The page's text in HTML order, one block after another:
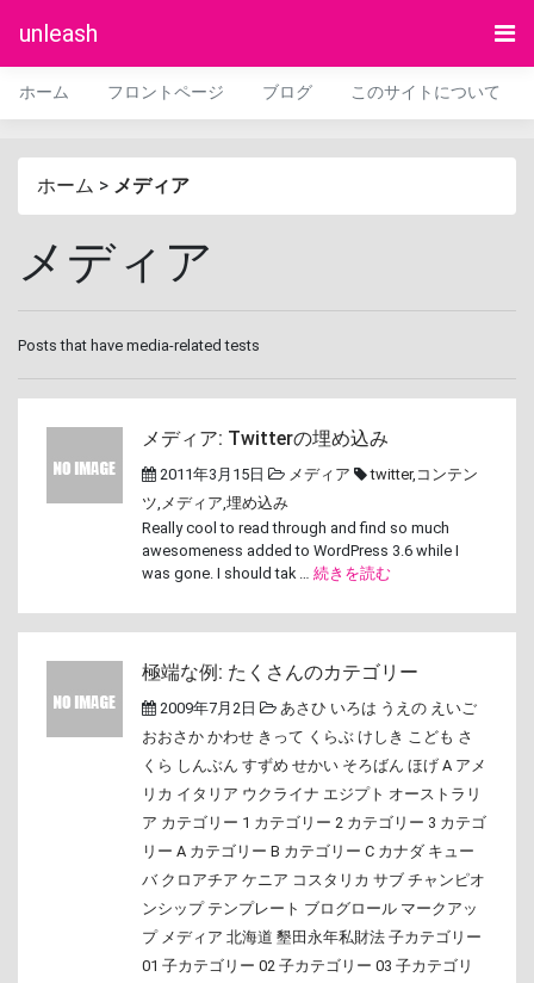
unleash
ホーム フロントページ ブログ このサイトについて
ホーム > メディア
メディア
Posts that have media-related tests
メディア: Twitterの埋め込み
2011年3月15日 メディア twitter, コンテン
ツ, メディア,埋め込み
Really cool to read through and find so much
awesomeness added to WordPress 3.6 while I
was gone. I should tak … 続きを読む
極端な例: たくさんのカテゴリー
2009年7月2日 あさひ いろは うえの えいご
おおさか かわせ きって くらぶ けしき こども さ
くら しんぶん すずめ せかい そろばん ほげ A アメ
リカ イタリア ウクライナ エジプト オーストラリ
ア カテゴリー 1 カテゴリー 2 カテゴリー 3 カテゴ
リー A カテゴリー B カテゴリー C カナダ キュー
バ クロアチア ケニア コスタリカ サブ チャンピオ
ンシップ テンプレート ブログロール マークアッ
プ メディア 北海道 墾田永年私財法 子カテゴリー
01 子カテゴリー 02 子カテゴリー 03 子カテゴリ